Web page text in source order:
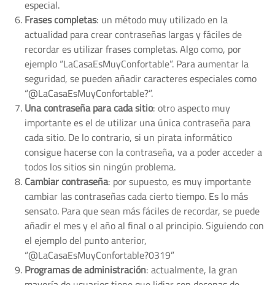
especial.
Frases completas: un método muy utilizado en la
actualidad para crear contraseñas largas y fáciles de
recordar es utilizar frases completas. Algo como, por
ejemplo “LaCasaEsMuyConfortable”. Para aumentar la
seguridad, se pueden añadir caracteres especiales como
“@LaCasaEsMuyConfortable?”.
Una contraseña para cada sitio: otro aspecto muy
importante es el de utilizar una única contraseña para
cada sitio. De lo contrario, si un pirata informático
consigue hacerse con la contraseña, va a poder acceder a
todos los sitios sin ningún problema.
Cambiar contraseña: por supuesto, es muy importante
cambiar las contraseñas cada cierto tiempo. Es lo más
sensato. Para que sean más fáciles de recordar, se puede
añadir el mes y el año al final o al principio. Siguiendo con
el ejemplo del punto anterior,
“@LaCasaEsMuyConfortable?0319”
Programas de administración: actualmente, la gran